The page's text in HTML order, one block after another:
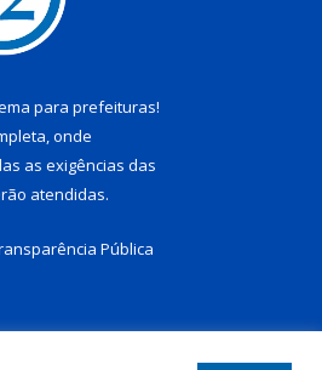
para prefeituras!
onde
as exigências das
atendidas.
Pública